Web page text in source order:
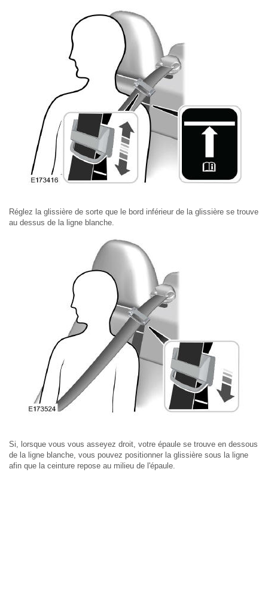
Réglez la glissière de sorte que le bord inférieur de la glissière se trouve
au dessus de la ligne blanche.
Si, lorsque vous vous asseyez droit, votre épaule se trouve en dessous
de la ligne blanche, vous pouvez positionner la glissière sous la ligne
afin que la ceinture repose au milieu de l'épaule.